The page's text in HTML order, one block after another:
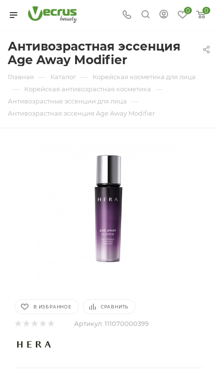
0 0
Антивозрастная эссенция
Age Away Modifier
Главная — Каталог — Корейская косметика для лица
— Корейская антивозрастная косметика —
Антивозрастные эссенции для лица —
Антивозрастная эссенция Age Away Modifier
В ИЗБРАННОЕ СРАВНИТЬ
Артикул: 111070000399